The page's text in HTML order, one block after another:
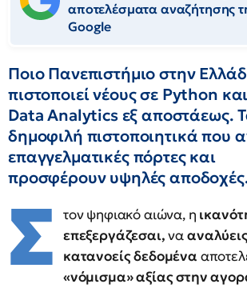
αποτελέσματα αναζήτησης
Google
Ποιο Πανεπιστήμιο στην
πιστοποιεί νέους σε Python
Data Analytics εξ αποστάεως.
δημοφιλή πιστοποιητικά που
επαγγελματικές πόρτες και
προσφέρουν υψηλές
Σ τον ψηφιακό αιώνα, η
επεξεργάζεσαι,να
κατανοείς δεδομένα
«νόμισμα» αξίας στην